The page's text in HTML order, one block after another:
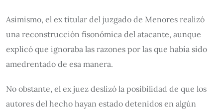
Asimismo, el ex titular del juzgado de Menores realizó
una reconstrucción fisonómica del atacante, aunque
explicó que ignoraba las razones por las que había sido
amedrentado de esa manera.
No obstante, el ex juez deslizó la posibilidad de que los
autores del hecho hayan estado detenidos en algún